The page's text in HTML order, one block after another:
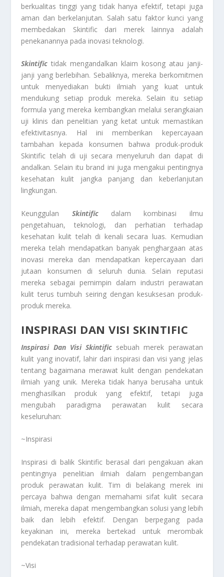
berkualitas tinggi yang tidak hanya efektif, tetapi juga
aman dan berkelanjutan. Salah satu faktor kunci yang
membedakan Skintific dari merek lainnya adalah
penekanannya pada inovasi teknologi.
Skintific tidak mengandalkan klaim kosong atau janji-
janji yang berlebihan. Sebaliknya, mereka berkomitmen
untuk menyediakan bukti ilmiah yang kuat untuk
mendukung setiap produk mereka. Selain itu setiap
formula yang mereka kembangkan melalui serangkaian
uji klinis dan penelitian yang ketat untuk memastikan
efektivitasnya. Hal ini memberikan kepercayaan
tambahan kepada konsumen bahwa produk-produk
Skintific telah di uji secara menyeluruh dan dapat di
andalkan. Selain itu brand ini juga mengakui pentingnya
kesehatan kulit jangka panjang dan keberlanjutan
lingkungan.
Keunggulan Skintific
dalam kombinasi ilmu
pengetahuan, teknologi, dan perhatian terhadap
kesehatan kulit telah di kenali secara luas. Kemudian
mereka telah mendapatkan banyak penghargaan atas
inovasi mereka dan mendapatkan kepercayaan dari
jutaan konsumen di seluruh dunia. Selain reputasi
mereka sebagai pemimpin dalam industri perawatan
kulit terus tumbuh seiring dengan kesuksesan produk-
produk mereka.
INSPIRASI DAN VISI SKINTIFIC
Inspirasi Dan Visi Skintific sebuah merek perawatan
kulit yang inovatif, lahir dari inspirasi dan visi yang jelas
tentang bagaimana merawat kulit dengan pendekatan
ilmiah yang unik. Mereka tidak hanya berusaha untuk
menghasilkan produk yang efektif, tetapi juga
mengubah paradigma perawatan kulit secara
keseluruhan:
~Inspirasi
Inspirasi di balik Skintific berasal dari pengakuan akan
pentingnya penelitian ilmiah dalam pengembangan
produk perawatan kulit. Tim di belakang merek ini
percaya bahwa dengan memahami sifat kulit secara
ilmiah, mereka dapat mengembangkan solusi yang lebih
baik dan lebih efektif. Dengan berpegang pada
keyakinan ini, mereka bertekad untuk merombak
pendekatan tradisional terhadap perawatan kulit.
~Visi